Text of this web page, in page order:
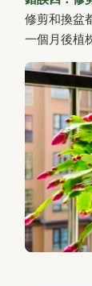
修剪和換盆
一個月後植